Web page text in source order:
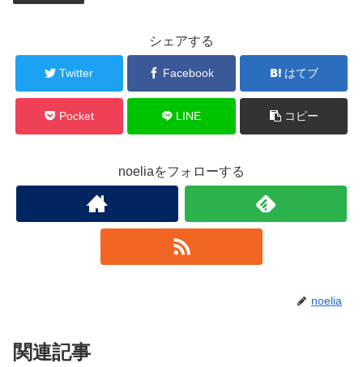
シェアする
Twitter Facebook はてブ
Pocket LINE コピー
noeliaをフォローする
noelia
関連記事